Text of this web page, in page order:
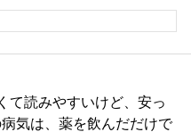
読みやすいけど、安っ
気は、薬を飲んだだけで